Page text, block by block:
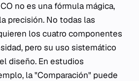
no es una fórmula mágica,
precisión. No todas las
los cuatro componentes
pero su uso sistemático
diseño. En estudios
la "Comparación" puede